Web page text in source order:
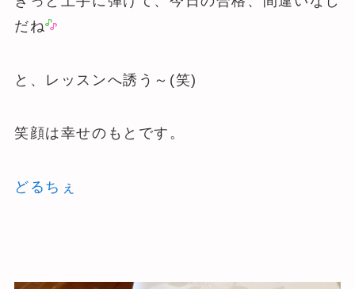
だね
と、レッスンへ誘う～(笑)
笑顔は幸せのもとです。
どるちぇ